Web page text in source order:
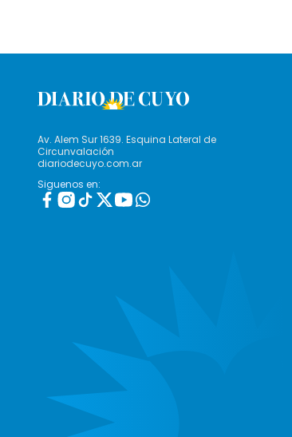
Av. Alem Sur 1639. Esquina Lateral de
Circunvalación
diariodecuyo.com.ar
Siguenos en: